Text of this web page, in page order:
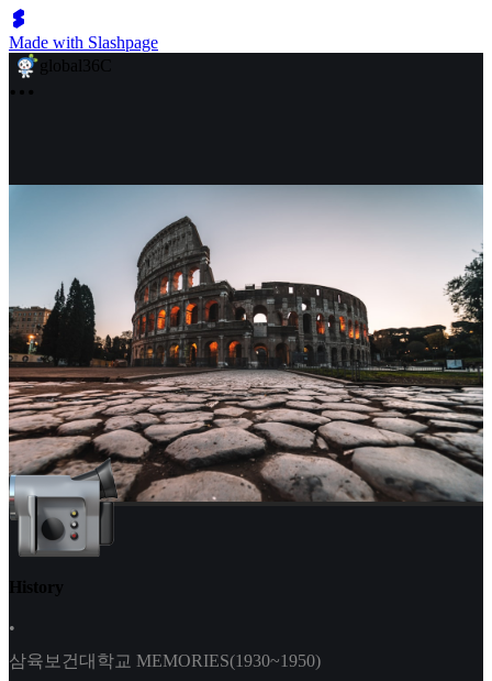
Made with Slashpage
global36C
History
•
삼육보건대학교 MEMORIES(1930~1950)